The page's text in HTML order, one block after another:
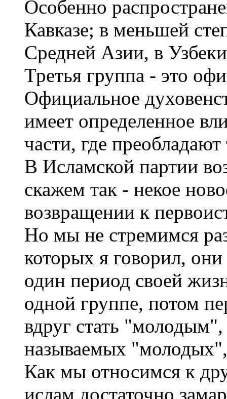
Особенно
Кавказе; в меньшей
Средней Азии, в
Третья группа - это
Официальное
имеет определенное
части, где
В Исламской партии
скажем так - некое
возвращении к
Но мы не стремимся
которых я говорил,
один период своей
одной группе, потом
вдруг стать
называемых
Как мы относимся к
ислам достаточно